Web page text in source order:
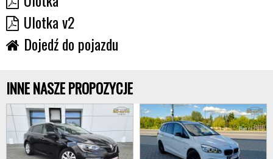
Ulotka v2
Dojedź do pojazdu
INNE NASZE PROPOZYCJE